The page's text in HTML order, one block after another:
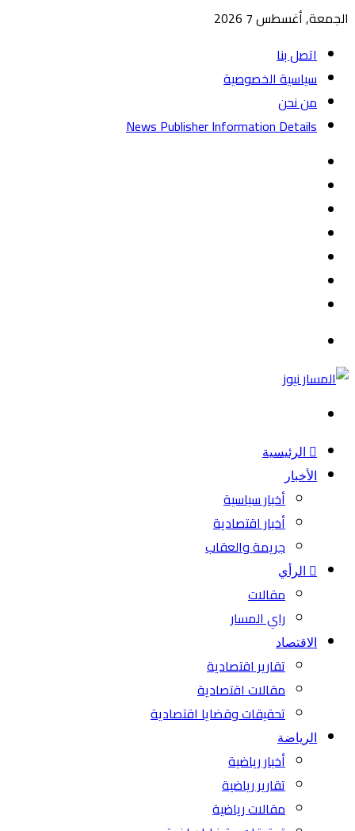
الجمعة, أغسطس 7 2026
اتصل بنا
سياسية الخصوصية
من نحن
News Publisher Information Details
الرئيسية
الأخبار
أخبار سياسية
أخبار اقتصادية
جريمة والعقاب
الرأي
مقالات
راي المسار
الاقتصاد
تقارير اقتصادية
مقالات اقتصادية
تحقيقات وقضايا اقتصادية
الرياضة
أخبار رياضية
تقارير رياضية
مقالات رياضية